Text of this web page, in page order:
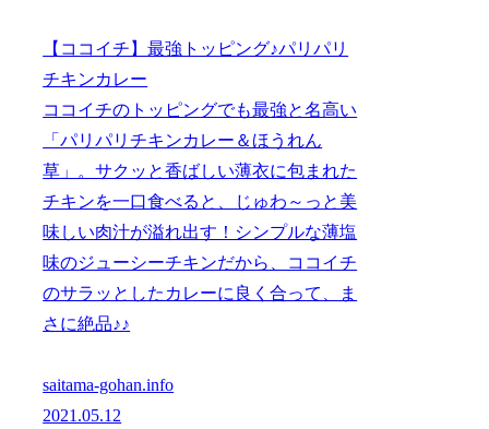
【ココイチ】最強トッピング♪パリパリ
チキンカレー
ココイチのトッピングでも最強と名高い
「パリパリチキンカレー＆ほうれん
草」。サクッと香ばしい薄衣に包まれた
チキンを一口食べると、じゅわ～っと美
味しい肉汁が溢れ出す！シンプルな薄塩
味のジューシーチキンだから、ココイチ
のサラッとしたカレーに良く合って、ま
さに絶品♪♪
saitama-gohan.info
2021.05.12